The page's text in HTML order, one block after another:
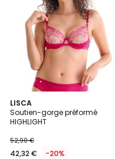
LISCA
Soutien-gorge préformé
HIGHLIGHT
52,90 €
42,32 € -20%
2
Couleurs